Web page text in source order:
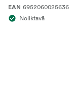
EAN 6952060025636
Noliktavā